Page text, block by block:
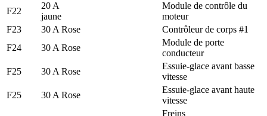
F22
20 A
jaune
Module de contrôle du
moteur
F23
30 A Rose
Contrôleur de corps #1
F24
30 A Rose
Module de porte
conducteur
F25
30 A Rose
Essuie-glace avant basse
vitesse
F25
30 A Rose
Essuie-glace avant haute
vitesse
Freins